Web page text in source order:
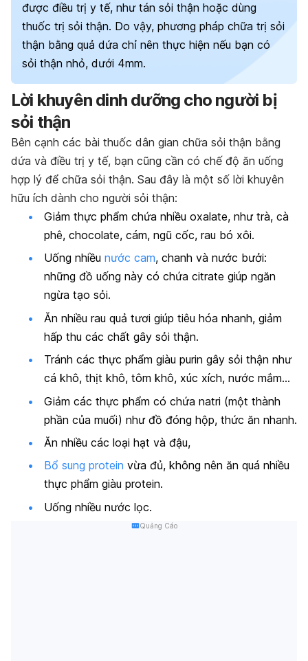
được điều trị y tế, nhưtán sỏi thận hoặc dùng
thuốc trị sỏi thận. Do vậy, phương pháp chữa trị sỏi
thận bằng quả dứa chỉ nên thực hiện nếu bạn có
sỏi thận nhỏ, dưới 4mm.
Lời khuyên dinh dưỡng cho người bị
sỏi thận
Bên cạnh các bài thuốc dân gian chữa sỏi thận bằng
dứa và điều trị y tế, bạn cũng cần có chế độ ăn uống
hợp lý để chữa sỏi thận. Sau đây là một số lời khuyên
hữu ích dành cho người sỏi thận:
Giảm thực phẩm chứa nhiều oxalate, như trà, cà
phê, chocolate, cám, ngũ cốc, rau bó xôi.
Uống nhiều nước cam, chanh và nước bưởi:
những đồ uống này có chứa citrate giúp ngăn
ngừa tạo sỏi.
Ăn nhiều rau quả tươi giúp tiêu hóa nhanh, giảm
hấp thu các chất gây sỏi thận.
Tránh các thực phẩm giàu purin gây sỏi thận như
cá khô, thịt khô, tôm khô, xúc xích, nước mắm…
Giảm các thực phẩm có chứa natri (một thành
phần của muối) như đồ đóng hộp, thức ăn nhanh.
Ăn nhiều các loại hạt và đậu,
Bổ sung protein vừa đủ, không nên ăn quá nhiều
thực phẩm giàu protein.
Uống nhiều nước lọc.
Quảng Cáo